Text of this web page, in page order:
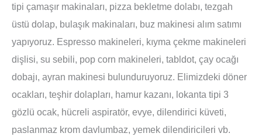
tipi çamaşır makinaları, pizza bekletme dolabı, tezgah
üstü dolap, bulaşık makinaları, buz makinesi alım satımı
yapıyoruz. Espresso makineleri, kıyma çekme makineleri
dişlisi, su sebili, pop corn makineleri, tabldot, çay ocağı
dobajı, ayran makinesi bulunduruyoruz. Elimizdeki döner
ocakları, teşhir dolapları, hamur kazanı, lokanta tipi 3
gözlü ocak, hücreli aspiratör, evye, dilendirici küveti,
paslanmaz krom davlumbaz, yemek dilendiricileri vb.